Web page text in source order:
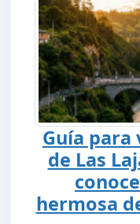
Guía
de Las
hermosa